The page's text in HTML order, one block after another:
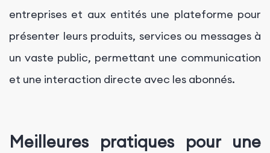
entreprises et aux entités une plateforme pour
présenter leurs produits, services ou messages à
un vaste public, permettant une communication
et une interaction directe avec les abonnés.
Meilleures pratiques pour une